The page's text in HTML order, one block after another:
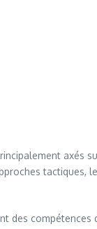
axés
tactiques,
des compétences